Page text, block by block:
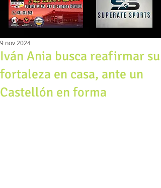
Iván Ania busca reafirmar su
fortaleza en casa, ante un
Castellón en forma
9 nov 2024